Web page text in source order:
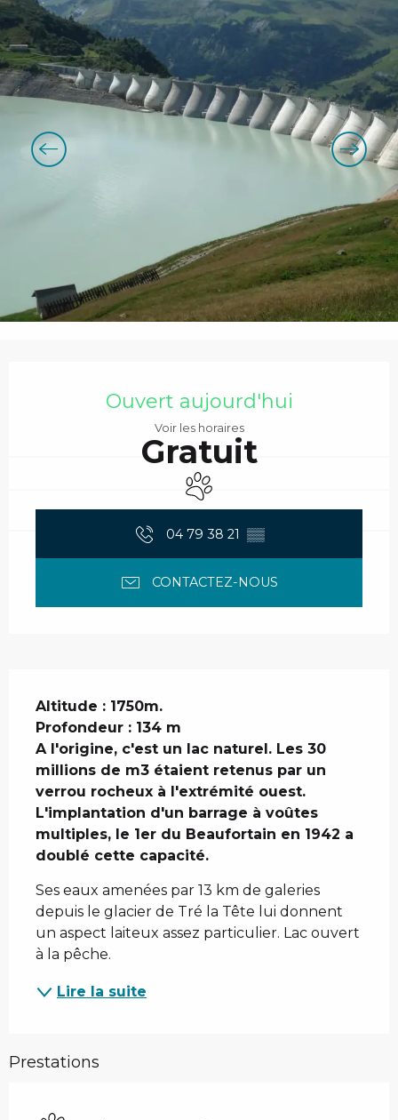
Ouvert aujourd'hui
Voir les horaires
Gratuit
Animaux acceptés
04 79 38 21 ▒▒
CONTACTEZ-NOUS
Altitude : 1750m.
Profondeur : 134 m
A l'origine, c'est un lac naturel. Les 30
millions de m3 étaient retenus par un
verrou rocheux à l'extrémité ouest.
L'implantation d'un barrage à voûtes
multiples, le 1er du Beaufortain en 1942 a
doublé cette capacité.
Ses eaux amenées par 13 km de galeries
depuis le glacier de Tré la Tête lui donnent
un aspect laiteux assez particulier. Lac ouvert
à la pêche.
Lire la suite
Prestations